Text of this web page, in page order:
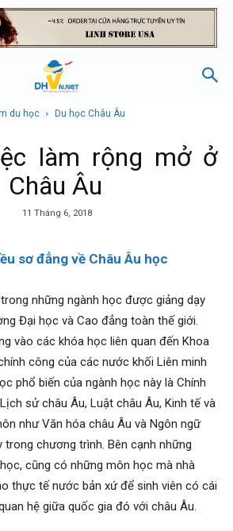
du học Du học Châu Âu
làm rộng mở ở
Châu Âu
11 Tháng 6, 2018
sơ đẳng về Châu Âu học
những ngành học được giảng dạy
Đại học và Cao đẳng toàn thế giới.
vào các khóa học liên quan đến Khoa
công của các nước khối Liên minh
phổ biến của ngành học này là Chính
sử châu Âu, Luật châu Âu, Kinh tế và
như Văn hóa châu Âu và Ngôn ngữ
trong chương trình. Bên cạnh những
cũng có những môn học mà nhà
thực tế nước bản xứ để sinh viên có cái
hệ giữa quốc gia đó với châu Âu.